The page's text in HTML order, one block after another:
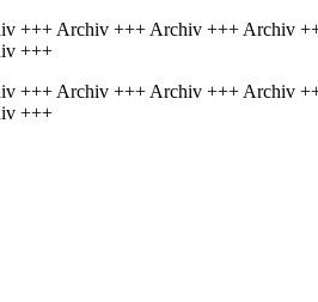
Archiv +++ Archiv +++ Archiv
+++
Archiv +++ Archiv +++ Archiv
+++